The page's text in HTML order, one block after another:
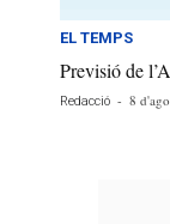
EL TEMPS
Previsió de
Redacció - 8